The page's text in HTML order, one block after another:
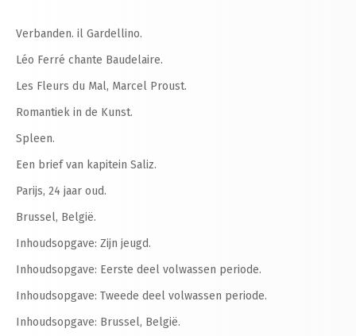
Verbanden. il Gardellino.
Léo Ferré chante Baudelaire.
Les Fleurs du Mal, Marcel Proust.
Romantiek in de Kunst.
Spleen.
Een brief van kapitein Saliz.
Parijs, 24 jaar oud.
Brussel, België.
Inhoudsopgave: Zijn jeugd.
Inhoudsopgave: Eerste deel volwassen periode.
Inhoudsopgave: Tweede deel volwassen periode.
Inhoudsopgave: Brussel, België.